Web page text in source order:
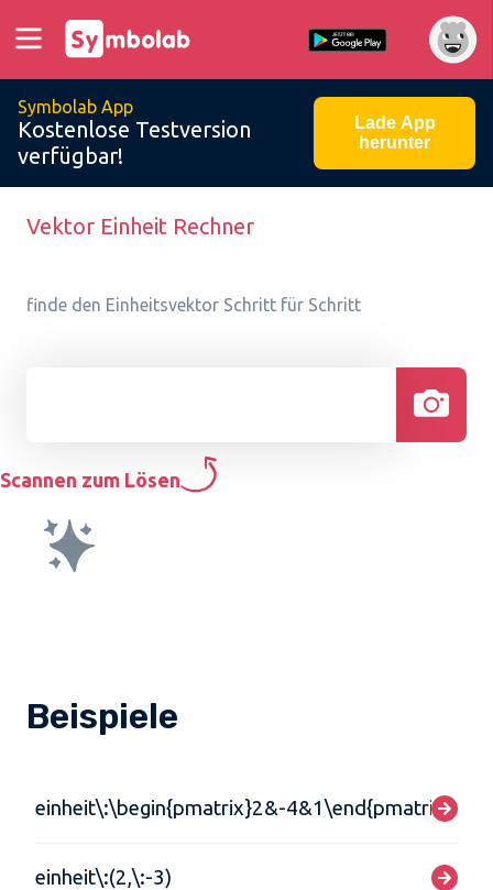
Symbolab App
Kostenlose Testversion
verfügbar!
Lade App
herunter
Vektor Einheit Rechner
finde den Einheitsvektor Schritt für Schritt
Scannen zum Lösen
Beispiele
einheit\:\begin{pmatrix}2&-4&1\end{pmatrix}
einheit\:(2,\:-3)